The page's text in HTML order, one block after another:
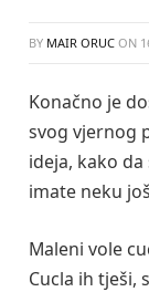
BY MAIR ORUC ON
Konačno je
svog vjernog
ideja, kako
imate neku
Maleni vole
Cucla ih tješi,